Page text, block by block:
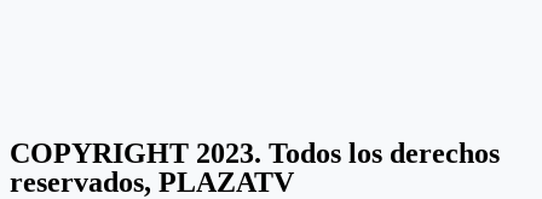
COPYRIGHT 2023. Todos los derechos
reservados, PLAZATV